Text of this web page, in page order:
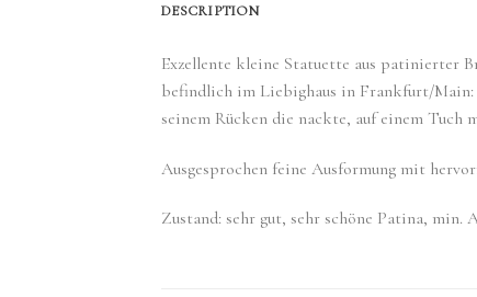
DESCRIPTION
Exzellente kleine Statuette aus patinierter
befindlich im Liebighaus in Frankfurt/Main:
seinem Rücken die nackte, auf einem Tuch
Ausgesprochen feine Ausformung mit
Zustand: sehr gut, sehr schöne Patina,